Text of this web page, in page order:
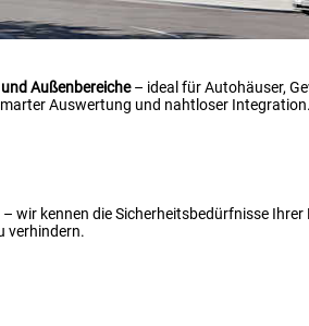
Außenbereiche– ideal für Autohäuser,
Auswertung und nahtloser Integration.
wir kennen die Sicherheitsbedürfnisse
verhindern.